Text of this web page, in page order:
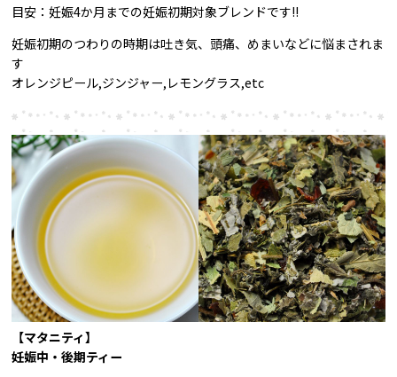
目安：妊娠4か月までの妊娠初期対象ブレンドです!!
妊娠初期のつわりの時期は吐き気、頭痛、めまいなどに悩まされま
す
オレンジピール,ジンジャー,レモングラス,etc
【マタニティ】
妊娠中・後期ティー